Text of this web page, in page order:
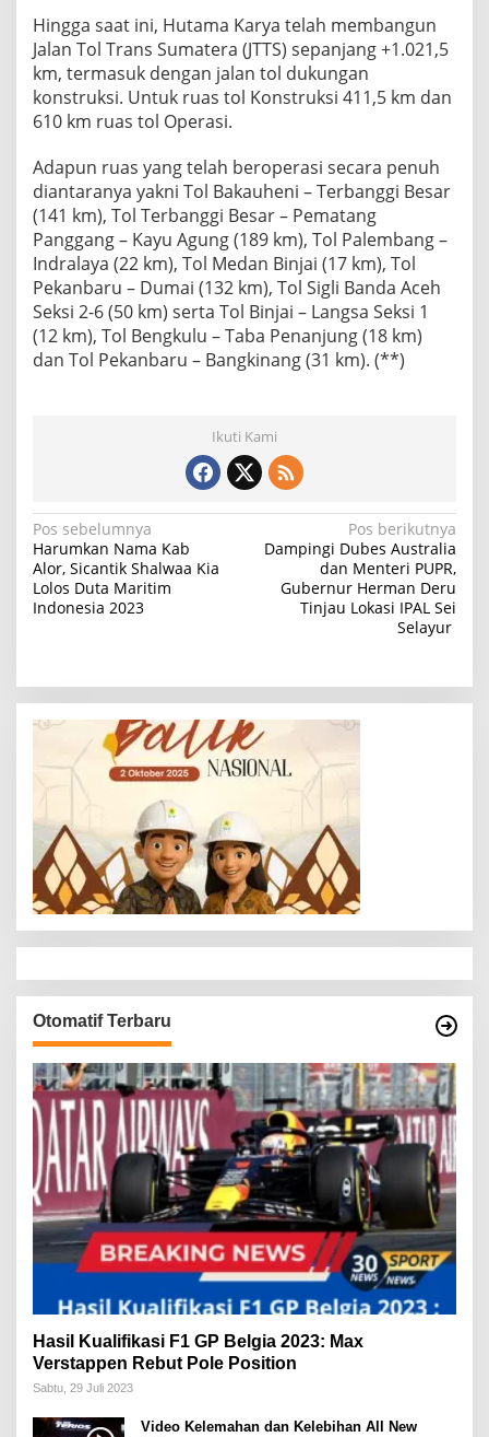
Hingga saat ini, Hutama Karya telah membangun
Jalan Tol Trans Sumatera (JTTS) sepanjang +1.021,5
km, termasuk dengan jalan tol dukungan
konstruksi. Untuk ruas tol Konstruksi 411,5 km dan
610 km ruas tol Operasi.
Adapun ruas yang telah beroperasi secara penuh
diantaranya yakni Tol Bakauheni – Terbanggi Besar
(141 km), Tol Terbanggi Besar – Pematang
Panggang – Kayu Agung (189 km), Tol Palembang –
Indralaya (22 km), Tol Medan Binjai (17 km), Tol
Pekanbaru – Dumai (132 km), Tol Sigli Banda Aceh
Seksi 2-6 (50 km) serta Tol Binjai – Langsa Seksi 1
(12 km), Tol Bengkulu – Taba Penanjung (18 km)
dan Tol Pekanbaru – Bangkinang (31 km). (**)
Ikuti Kami
N
a
v
a
s
p
s
Pos sebelumnya
Harumkan Nama Kab
Alor, Sicantik Shalwaa Kia
Lolos Duta Maritim
Indonesia 2023
Pos berikutnya
Dampingi Dubes Australia
dan Menteri PUPR,
Gubernur Herman Deru
Tinjau Lokasi IPAL Sei
Selayur
Otomatif Terbaru
Hasil Kualifikasi F1 GP Belgia 2023: Max
Verstappen Rebut Pole Position
Sabtu, 29 Juli 2023
Video Kelemahan dan Kelebihan All New